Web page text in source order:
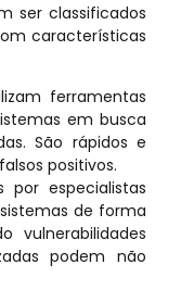
ser classificados
características
ferramentas
em busca
São rápidos e
positivos.
por especialistas
de forma
vulnerabilidades
podem não